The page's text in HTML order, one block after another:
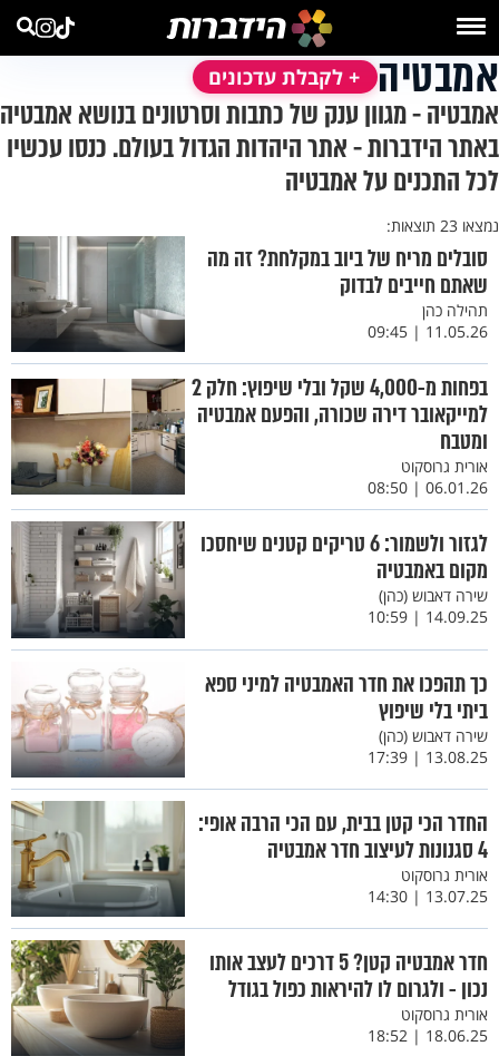
אמבטיה + לקבלת עדכונים
אמבטיה - מגוון ענק של כתבות וסרטונים בנושא אמבטיה
באתר הידברות - אתר היהדות הגדול בעולם. כנסו עכשיו
לכל התכנים על אמבטיה
נמצאו 23 תוצאות:
סובלים מריח של ביוב במקלחת? זה מה
שאתם חייבים לבדוק
תהילה כהן
11.05.26 | 09:45
בפחות מ-4,000 שקל ובלי שיפוץ: חלק 2
למייקאובר דירה שכורה, והפעם אמבטיה
ומטבח
אורית גרוסקוט
06.01.26 | 08:50
לגזור ולשמור: 6 טריקים קטנים שיחסכו
מקום באמבטיה
שירה דאבוש (כהן)
14.09.25 | 10:59
כך תהפכו את חדר האמבטיה למיני ספא
ביתי בלי שיפוץ
שירה דאבוש (כהן)
13.08.25 | 17:39
החדר הכי קטן בבית, עם הכי הרבה אופי:
4 סגנונות לעיצוב חדר אמבטיה
אורית גרוסקוט
13.07.25 | 14:30
חדר אמבטיה קטן? 5 דרכים לעצב אותו
נכון - ולגרום לו להיראות כפול בגודל
אורית גרוסקוט
18.06.25 | 18:52